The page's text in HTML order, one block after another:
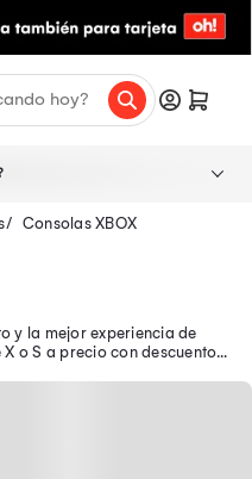
Consolas XBOX
y la mejor experiencia de
X o S a precio con descuento